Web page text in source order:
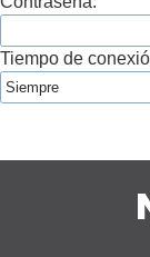
Tiempo de